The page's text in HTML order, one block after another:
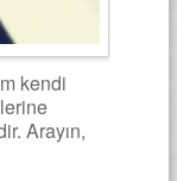
kendi
Arayın,